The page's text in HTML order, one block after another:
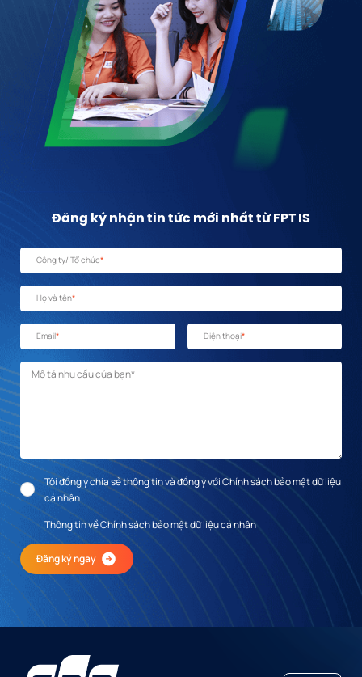
Đăng ký nhận tin tức mới nhất từ FPT IS
Công ty/ Tổ chức*
Họ và tên*
Email* Điện thoại*
Mô tả nhu cầu *
Tôi đồng ý chia sẻ thông tin và đồng ý với Chính sách bảo mật dữ liệu
cá nhân
Thông tin về Chính sách bảo mật dữ liệu cá nhân
Đăng ký ngay